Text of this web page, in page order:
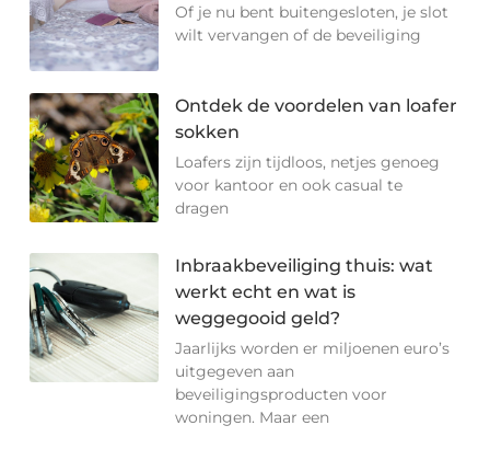
Of je nu bent buitengesloten, je slot
wilt vervangen of de beveiliging
Ontdek de voordelen van loafer
sokken
Loafers zijn tijdloos, netjes genoeg
voor kantoor en ook casual te
dragen
Inbraakbeveiliging thuis: wat
werkt echt en wat is
weggegooid geld?
Jaarlijks worden er miljoenen euro’s
uitgegeven aan
beveiligingsproducten voor
woningen. Maar een